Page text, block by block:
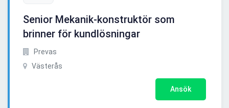
Senior Mekanik-konstruktör som
brinner för kundlösningar
Prevas
Västerås
Ansök